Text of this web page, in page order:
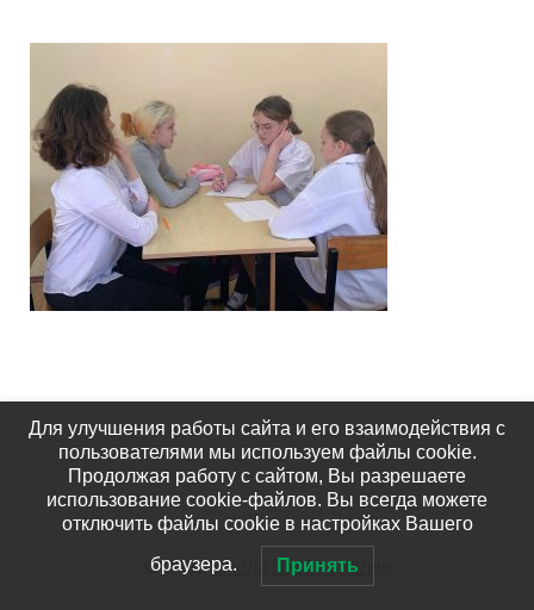
© 2026Школа №15 Королёв
Для улучшения работы сайта и его взаимодействия с
пользователями мы используем файлы cookie.
Продолжая работу с сайтом, Вы разрешаете
использование cookie-файлов. Вы всегда можете
отключить файлы cookie в настройках Вашего
браузера. Принять